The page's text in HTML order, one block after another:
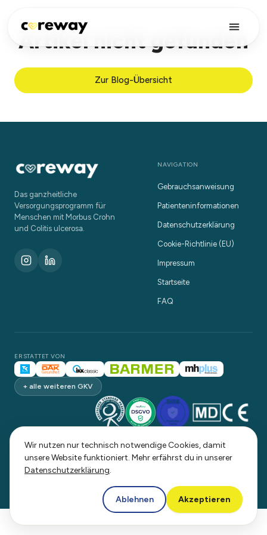
Wir nutzen nur technisch notwendige Cookies, damit
unsere Website funktioniert. Mehr erfährst du in unserer
Datenschutzerklärung.
Ablehnen Akzeptieren
Artikel nicht gefunden
Zur Blog-Übersicht
Das ganzheitliche
Versorgungsprogramm für
Menschen mit Morbus Crohn
und Colitis ulcerosa.
NAVIGATION
Gebrauchsanweisung
Patienteninformationen
Datenschutzerklärung
Cookie-Richtlinie (EU)
Impressum
Startseite
FAQ
ERSTATTET VON
+ alle weiteren GKV
© 2026 coreway UG (haftungsbeschränkt). Alle Rechte vorbehalten.